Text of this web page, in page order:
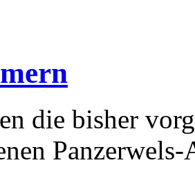
die bisher